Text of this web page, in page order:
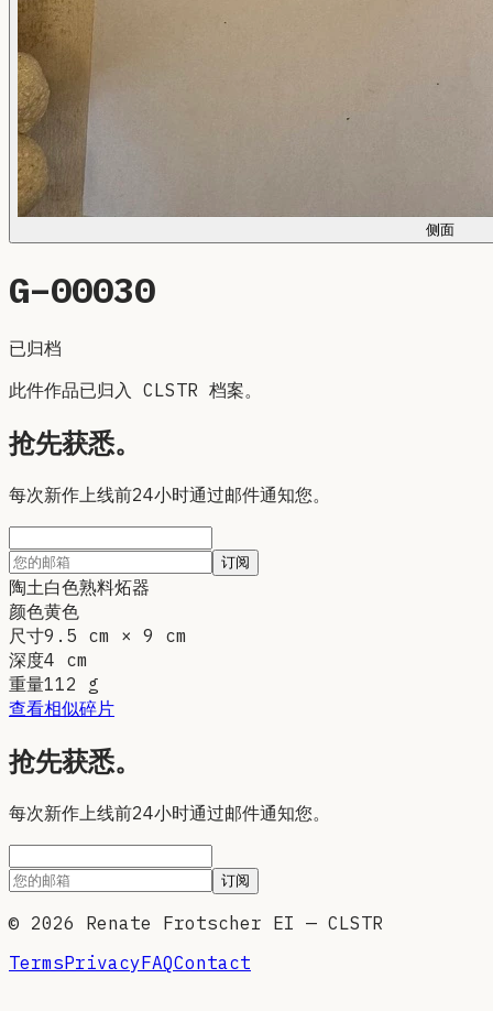
侧面
G–00030
已归档
此件作品已归入 CLSTR 档案。
抢先获悉。
每次新作上线前24小时通过邮件通知您。
订阅
陶土白色熟料炻器
颜色黄色
尺寸9.5 cm × 9 cm
深度4 cm
重量112 g
查看相似碎片
抢先获悉。
每次新作上线前24小时通过邮件通知您。
订阅
© 2026 Renate Frotscher EI — CLSTR
TermsPrivacyFAQContact